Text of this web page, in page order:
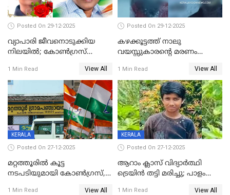
Posted On 29-12-2025
വ്യാപാരി ജീവനൊടുക്കിയ
നിലയില്‍; കോണ്‍ഗ്രസ്
മാനസികപീഡനമെന്ന് കുറിപ്പ്
1 Min Read View All
Posted On 29-12-2025
കഴക്കൂട്ടത്ത് നാലു
വയസ്സുകാരന്റെ മരണം
സുഹൃത്തും പൊലീസ്
കസ്റ്റഡിയിൽ
1 Min Read View All
KERALA
Posted On 27-12-2025
മറ്റത്തൂരിൽ കൂട്ട
നടപടിയുമായി കോണ്‍ഗ്രസ്,
1 Min Read View All
KERALA
Posted On 27-12-2025
ആറാം ക്ലാസ് വിദ്യാർത്ഥി
ട്രെയിൻ തട്ടി മരിച്ചു; പാളം
1 Min Read View All